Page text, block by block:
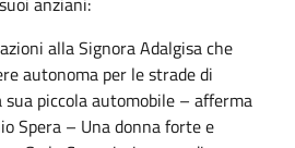
alla Signora Adalgisa che
autonoma per le strade di
piccola automobile – afferma
Spera – Una donna forte e